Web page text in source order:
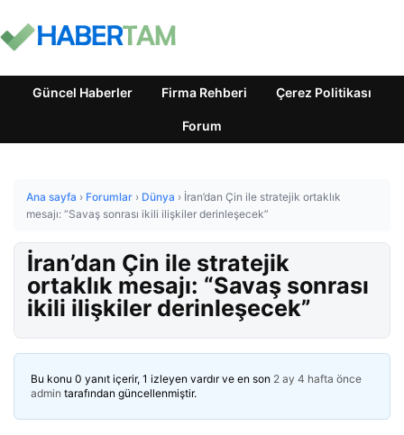
Güncel Haberler Firma Rehberi Çerez Politikası
Forum
Ana sayfa › Forumlar › Dünya › İran’dan Çin ile stratejik ortaklık
mesajı: “Savaş sonrası ikili ilişkiler derinleşecek”
İran’dan Çin ile stratejik
ortaklık mesajı: “Savaş sonrası
ikili ilişkiler derinleşecek”
Bu konu 0 yanıt içerir, 1 izleyen vardır ve en son 2 ay 4 hafta önce
admin tarafından güncellenmiştir.